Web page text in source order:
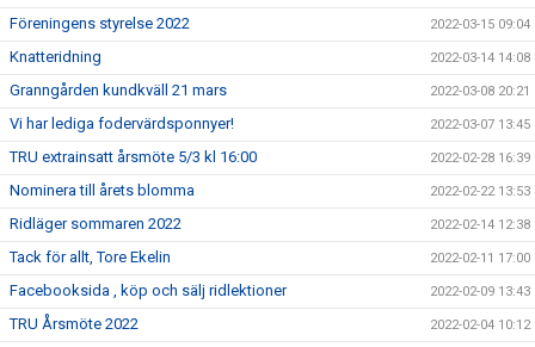
Föreningens styrelse 2022 2022-03-15 09:04
Knatteridning 2022-03-14 14:08
Granngården kundkväll 21 mars 2022-03-08 20:21
Vi har lediga fodervärdsponnyer! 2022-03-07 13:45
TRU extrainsatt årsmöte 5/3 kl 16:00 2022-02-28 16:39
Nominera till årets blomma 2022-02-22 13:53
Ridläger sommaren 2022 2022-02-14 12:38
Tack för allt, Tore Ekelin 2022-02-11 17:00
Facebooksida , köp och sälj ridlektioner 2022-02-09 13:43
TRU Årsmöte 2022 2022-02-04 10:12